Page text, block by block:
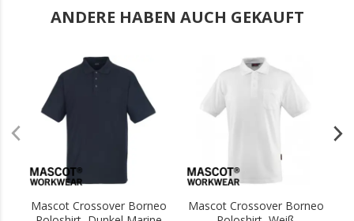
ANDERE HABEN AUCH GEKAUFT
Mascot Crossover Borneo
Mascot Crossover Borneo